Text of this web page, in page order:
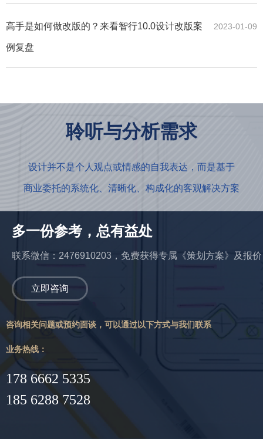
2023-01-09
高手是如何做改版的？来看智行10.0设计改版案
例复盘
聆听与分析需求
设计并不是个人观点或情感的自我表达，而是基于
商业委托的系统化、清晰化、构成化的客观解决方案
多一份参考，总有益处
联系微信：2476910203，免费获得专属《策划方案》及报价
立即咨询
咨询相关问题或预约面谈，可以通过以下方式与我们联系
业务热线：
178 6662 5335
185 6288 7528